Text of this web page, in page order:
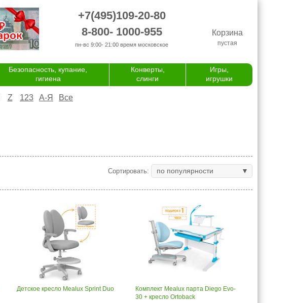
+7(495)109-20-80
8-800- 1000-955
пн-вс 9:00- 21:00 время московское
Корзина
пустая
Безопасность, купание,
гигиена
Конверты,
слинги
Игры,
игрушки
Z 123 А-Я Все
Сортировать: по популярности
Детское кресло Mealux Sprint Duo
Комплект Mealux парта Diego Evo-
30 + кресло Ortoback